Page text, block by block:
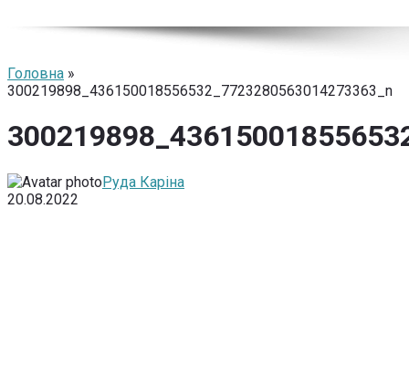
Головна »
300219898_436150018556532_7723280563014273363_n
Руда Каріна
20.08.2022